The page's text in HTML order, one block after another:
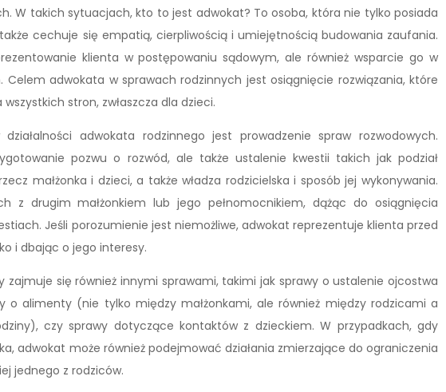
W takich sytuacjach, kto to jest adwokat? To osoba, która nie tylko posiada
cechuje się empatią, cierpliwością i umiejętnością budowania zaufania.
klienta w postępowaniu sądowym, ale również wsparcie go w
adwokata w sprawach rodzinnych jest osiągnięcie rozwiązania, które
stron, zwłaszcza dla dzieci.
adwokata rodzinnego jest prowadzenie spraw rozwodowych.
pozwu o rozwód, ale także ustalenie kwestii takich jak podział
małżonka i dzieci, a także władza rodzicielska i sposób jej wykonywania.
z drugim małżonkiem lub jego pełnomocnikiem, dążąc do osiągnięcia
Jeśli porozumienie jest niemożliwe, adwokat reprezentuje klienta przed
i dbając o jego interesy.
zajmuje się również innymi sprawami, takimi jak sprawy o ustalenie ojcostwa
o alimenty (nie tylko między małżonkami, ale również między rodzicami a
czy sprawy dotyczące kontaktów z dzieckiem. W przypadkach, gdy
adwokat może również podejmować działania zmierzające do ograniczenia
jednego z rodziców.